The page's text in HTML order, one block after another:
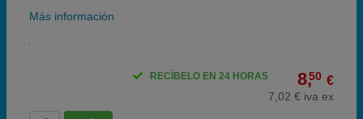
Más información
8,50 €
7,02 € iva ex
RECÍBELO EN 24 HORAS